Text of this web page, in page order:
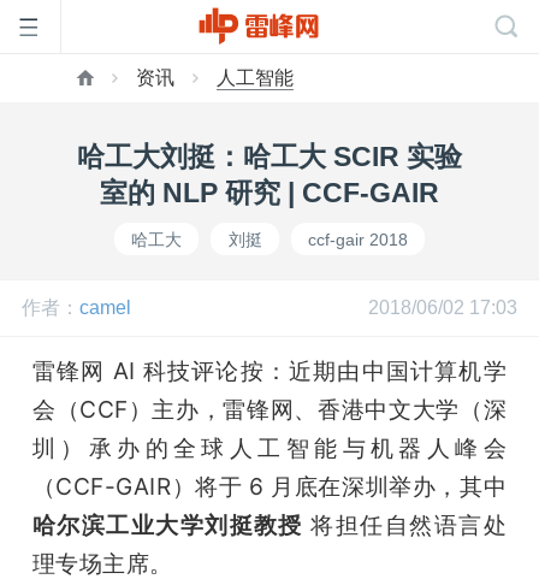
网
开
资讯 人工智能
哈工大刘挺：哈工大 SCIR 实验
室的 NLP 研究 | CCF-GAIR
哈工大 刘挺 ccf-gair 2018
作者： camel 2018/06/02 17:03
雷锋网 AI 科技评论按：近期由中国计算机学
会（CCF）主办，雷锋网、香港中文大学（深
圳）承办的全球人工智能与机器人峰会
哈尔滨工业大学刘挺教授 将担任自然语言处
理专场主席。